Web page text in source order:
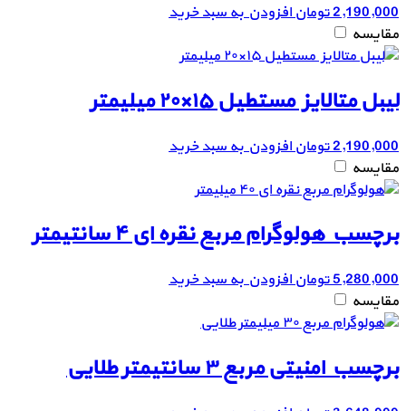
2,190,000تومانافزودن به سبد خرید
مقایسه
لیبل متالایز مستطیل ۱۵×۲۰ میلیمتر
2,190,000تومانافزودن به سبد خرید
مقایسه
برچسب هولوگرام مربع نقره ای ۴ سانتیمتر
5,280,000تومانافزودن به سبد خرید
مقایسه
برچسب امنیتی مربع ۳ سانتیمتر طلایی